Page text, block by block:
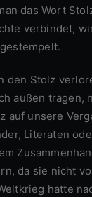
das Wort
verbindet,
außen tragen,
auf unsere
Literaten
da sie nicht
hatte